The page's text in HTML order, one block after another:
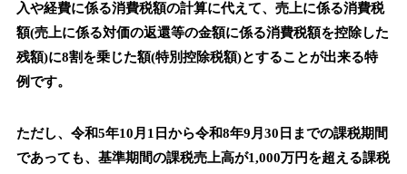
入や経費に係る消費税額の計算に代えて、売上に係る消費税
額(売上に係る対価の返還等の金額に係る消費税額を控除した
残額)に8割を乗じた額(特別控除税額)とすることが出来る特
例です。
ただし、令和5年10月1日から令和8年9月30日までの課税期間
であっても、基準期間の課税売上高が1,000万円を超える課税